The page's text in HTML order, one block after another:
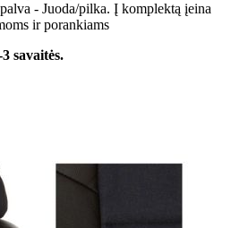
- Juoda/pilka. Į komplektą įeina
ir porankiams
savaitės.